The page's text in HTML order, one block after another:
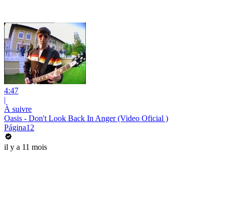
4:47
|
À suivre
Oasis - Don't Look Back In Anger (Video Oficial )
Página12
il y a 11 mois